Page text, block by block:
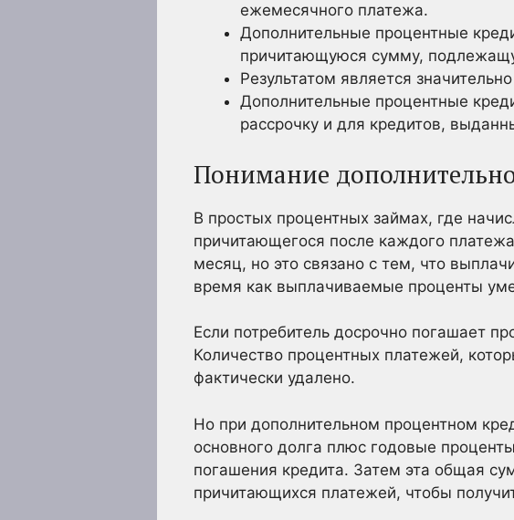
ежемесячного платежа.
Дополнительные процентные
причитающуюся сумму,
Результатом является
Дополнительные процентные
рассрочку и для кредитов,
Понимание
В простых процентных займах, где
причитающегося после каждого
месяц, но это связано с тем, что
время как выплачиваемые проценты
Если потребитель досрочно погашает
Количество процентных платежей,
фактически удалено.
Но при дополнительном процентном
основного долга плюс годовые
погашения кредита. Затем эта общая
причитающихся платежей, чтобы